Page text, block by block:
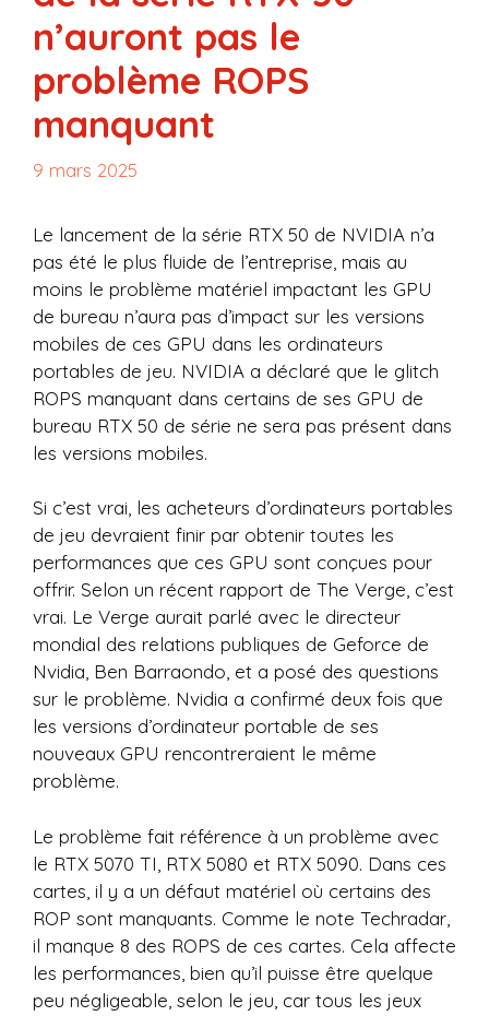
n’auront pas le
problème ROPS
manquant
9 mars 2025
Le lancement de la série RTX 50 de NVIDIA n’a
pas été le plus fluide de l’entreprise, mais au
moins le problème matériel impactant les GPU
de bureau n’aura pas d’impact sur les versions
mobiles de ces GPU dans les ordinateurs
portables de jeu. NVIDIA a déclaré que le glitch
ROPS manquant dans certains de ses GPU de
bureau RTX 50 de série ne sera pas présent dans
les versions mobiles.
Si c’est vrai, les acheteurs d’ordinateurs portables
de jeu devraient finir par obtenir toutes les
performances que ces GPU sont conçues pour
offrir. Selon un récent rapport de The Verge, c’est
vrai. Le Verge aurait parlé avec le directeur
mondial des relations publiques de Geforce de
Nvidia, Ben Barraondo, et a posé des questions
sur le problème. Nvidia a confirmé deux fois que
les versions d’ordinateur portable de ses
nouveaux GPU rencontreraient le même
problème.
Le problème fait référence à un problème avec
le RTX 5070 TI, RTX 5080 et RTX 5090. Dans ces
cartes, il y a un défaut matériel où certains des
ROP sont manquants. Comme le note Techradar,
il manque 8 des ROPS de ces cartes. Cela affecte
les performances, bien qu’il puisse être quelque
peu négligeable, selon le jeu, car tous les jeux